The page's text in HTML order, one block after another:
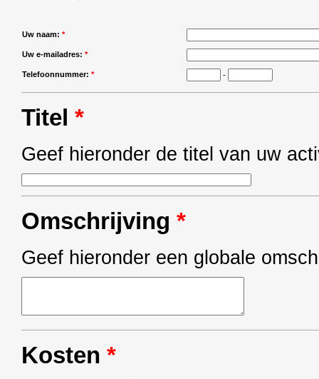
Uw naam: *
Uw e-mailadres: *
Telefoonnummer: * -
Titel *
Geef hieronder de titel van uw
Omschrijving *
Geef hieronder een globale
Kosten *